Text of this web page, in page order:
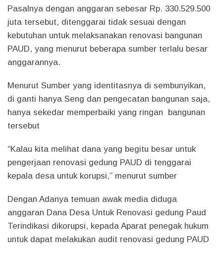
Pasalnya dengan anggaran sebesar Rp. 330.529.500
juta tersebut, ditenggarai tidak sesuai dengan
kebutuhan untuk melaksanakan renovasi bangunan
PAUD, yang menurut beberapa sumber terlalu besar
anggarannya.
Menurut Sumber yang identitasnya di sembunyikan,
di ganti hanya Seng dan pengecatan bangunan saja,
hanya sekedar memperbaiki yang ringan bangunan
tersebut
“Kalau kita melihat dana yang begitu besar untuk
pengerjaan renovasi gedung PAUD di tenggarai
kepala desa untuk korupsi,” menurut sumber
Dengan Adanya temuan awak media diduga
anggaran Dana Desa Untuk Renovasi gedung Paud
Terindikasi dikorupsi, kepada Aparat penegak hukum
untuk dapat melakukan audit renovasi gedung PAUD